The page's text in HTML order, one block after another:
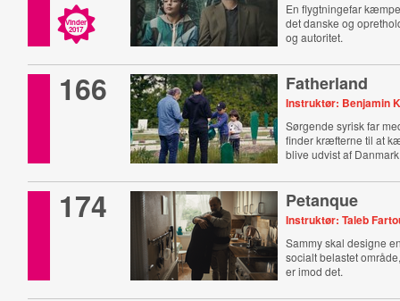
Vinder
2017
En flygtningefar
det danske og
og autoritet.
166 Fatherland
Instruktør: Benjamin
Sørgende syrisk far
finder kræfterne til at
blive udvist af
174 Petanque
Instruktør: Taleb
Sammy skal designe
socialt belastet
er imod det.